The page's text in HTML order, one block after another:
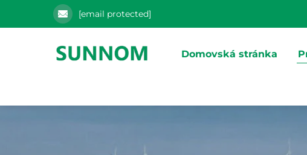
[email protected]
Domovská stránka